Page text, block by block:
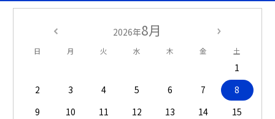
2026年8月
日 月 火 水 木 金 土
1
2
3 4 5 6 7
8
9
10 11 12 13 14
15